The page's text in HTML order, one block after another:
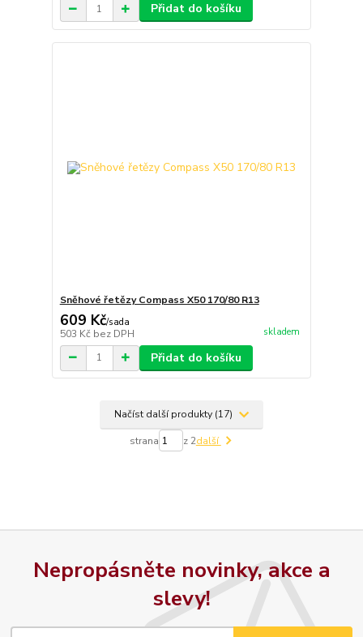
Přidat do košíku
Sněhové řetězy Compass X50 170/80 R13
609 Kč/sada
503 Kč bez DPH skladem
Přidat do košíku
Načíst další produkty (17)
strana z 2další
Nepropásněte novinky, akce a
slevy!